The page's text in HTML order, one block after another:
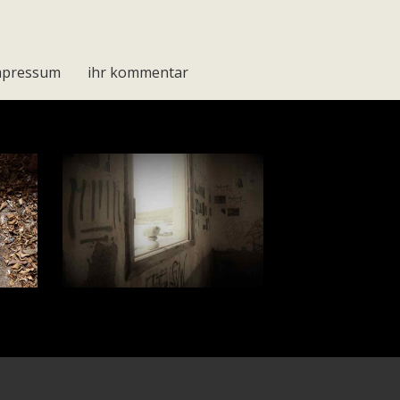
ihr kommentar